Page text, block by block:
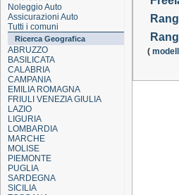
Noleggio Auto
Assicurazioni Auto
Tutti i comuni
Ricerca Geografica
ABRUZZO
BASILICATA
CALABRIA
CAMPANIA
EMILIA ROMAGNA
FRIULI VENEZIA GIULIA
LAZIO
LIGURIA
LOMBARDIA
MARCHE
MOLISE
PIEMONTE
PUGLIA
SARDEGNA
SICILIA
(